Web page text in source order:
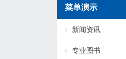
菜单演示
新闻资讯
专业图书